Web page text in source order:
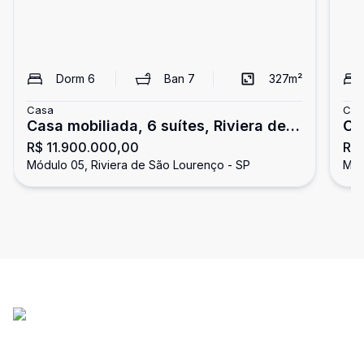
Dorm 6 Ban 7 327m²
Casa
Casa mobiliada, 6 suítes, Riviera de
São Lourenço
R$ 11.900.000,00
Módulo 05, Riviera de São Lourenço - SP